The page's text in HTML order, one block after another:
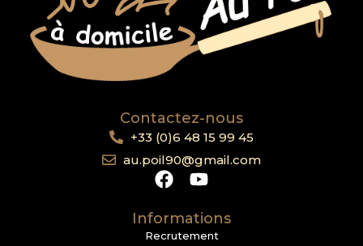
Contactez-nous
+33 (0)6 48 15 99 45
au.poil90@gmail.com
Informations
Recrutement